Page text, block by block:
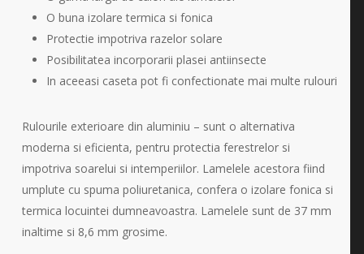
O buna izolare termica si fonica
Protectie impotriva razelor solare
Posibilitatea incorporarii plasei antiinsecte
In aceeasi caseta pot fi confectionate mai multe rulouri
Rulourile exterioare din aluminiu – sunt o alternativa
moderna si eficienta, pentru protectia ferestrelor si
impotriva soarelui si intemperiilor. Lamelele acestora fiind
umplute cu spuma poliuretanica, confera o izolare fonica si
termica locuintei dumneavoastra. Lamelele sunt de 37 mm
inaltime si 8,6 mm grosime.